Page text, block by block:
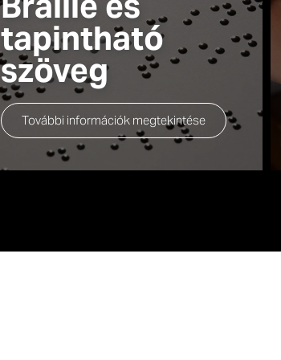
tapintható
szöveg
További információk megtekintése